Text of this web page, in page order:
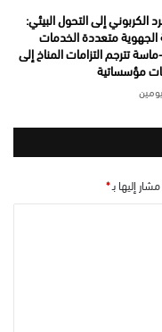
الكربوني إلى التحول البيئي:
الجهوية متعددة الخدمات
تترجم التزامات المناخ إلى
مؤسساتية
إليها بـ*